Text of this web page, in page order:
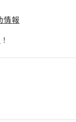
情報
！